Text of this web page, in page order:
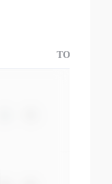
TOP3交易国